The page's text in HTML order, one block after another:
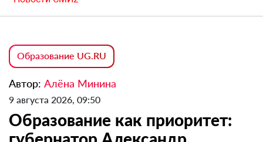
Образование UG.RU
Автор: Алёна Минина
9 августа 2026, 09:50
Образование как приоритет: